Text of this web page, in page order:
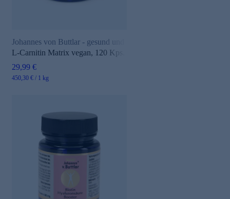
Johannes von Buttlar - gesund und aktiv
L-Carnitin Matrix vegan, 120 Kps.
29,99 €
450,30 € / 1 kg